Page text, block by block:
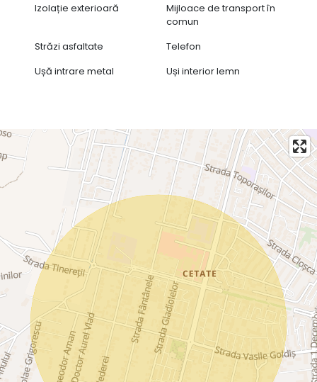
Izolație exterioară
Mijloace de transport în
comun
Străzi asfaltate
Telefon
Ușă intrare metal
Uși interior lemn